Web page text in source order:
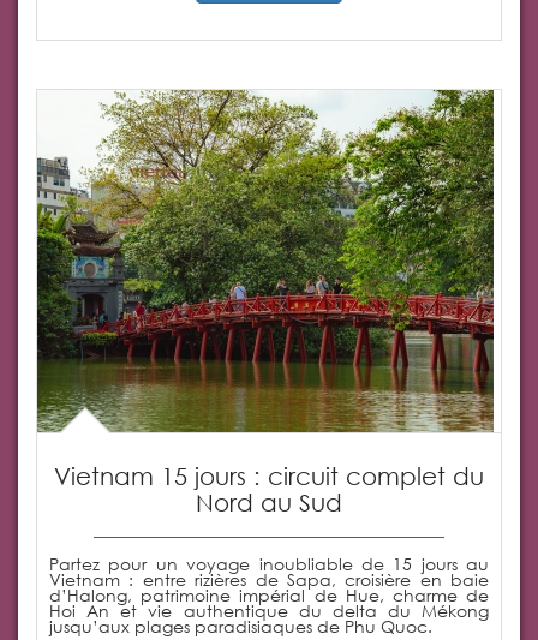
Vietnam 15 jours : circuit complet du
Nord au Sud
Partez pour un voyage inoubliable de 15 jours au
Vietnam : entre rizières de Sapa, croisière en baie
d’Halong, patrimoine impérial de Hue, charme de
Hoi An et vie authentique du delta du Mékong
jusqu’aux plages paradisiaques de Phu Quoc.